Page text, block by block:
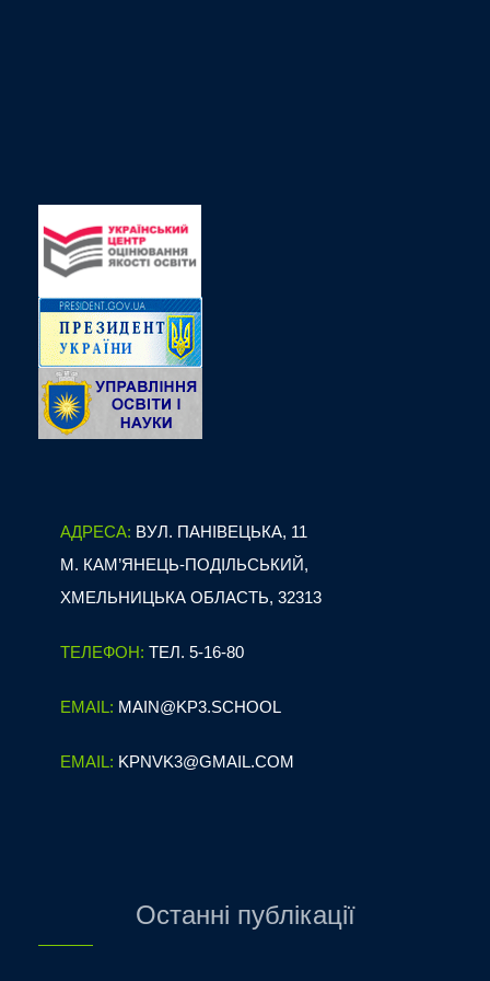
АДРЕСА: ВУЛ. ПАНІВЕЦЬКА, 11
М. КАМ’ЯНЕЦЬ-ПОДІЛЬСЬКИЙ,
ХМЕЛЬНИЦЬКА ОБЛАСТЬ, 32313
ТЕЛЕФОН: ТЕЛ. 5-16-80
EMAIL: MAIN@KP3.SCHOOL
EMAIL: KPNVK3@GMAIL.COM
Останні публікації